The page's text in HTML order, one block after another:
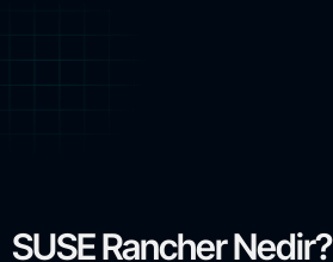
SUSE Rancher Nedir?